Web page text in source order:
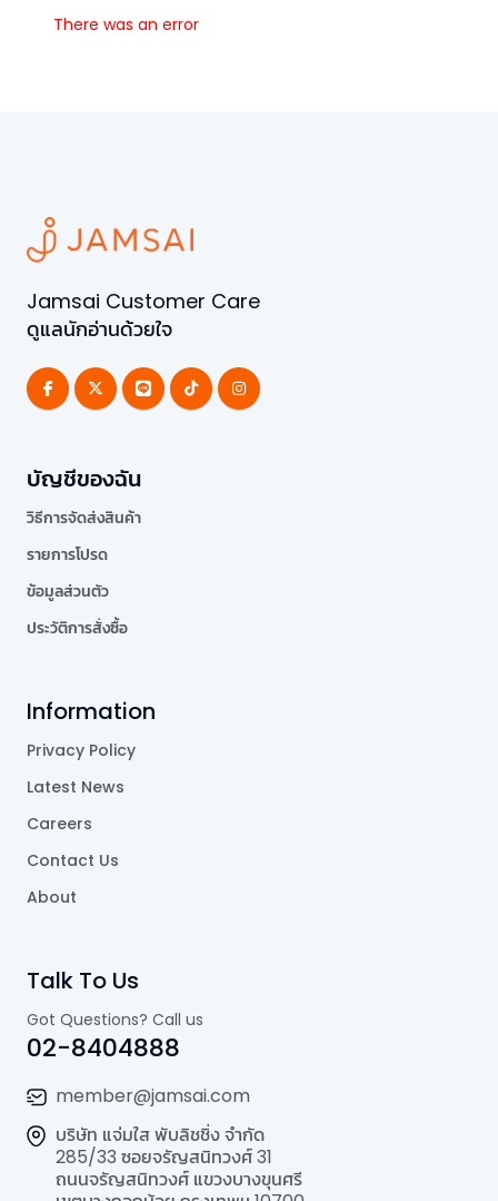
There was an error
Jamsai Customer Care
ดูแลนักอ่านด้วยใจ
บัญชีของฉัน
วิธีการจัดส่งสินค้า
รายการโปรด
ข้อมูลส่วนตัว
ประวัติการสั่งซื้อ
Information
Privacy Policy
Latest News
Careers
Contact Us
About
Talk To Us
Got Questions? Call us
02-8404888
member@jamsai.com
บริษัท แจ่มใส พับลิชชิ่ง จำกัด
285/33 ซอยจรัญสนิทวงศ์ 31
ถนนจรัญสนิทวงศ์ แขวงบางขุนศรี